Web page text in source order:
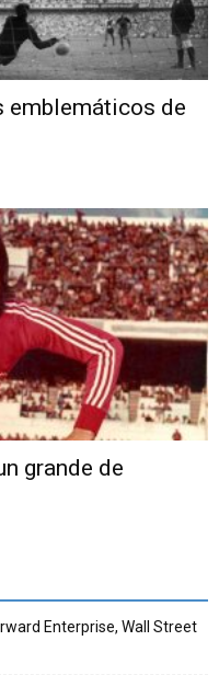
emblemáticos de
grande de
Enterprise, Wall Street